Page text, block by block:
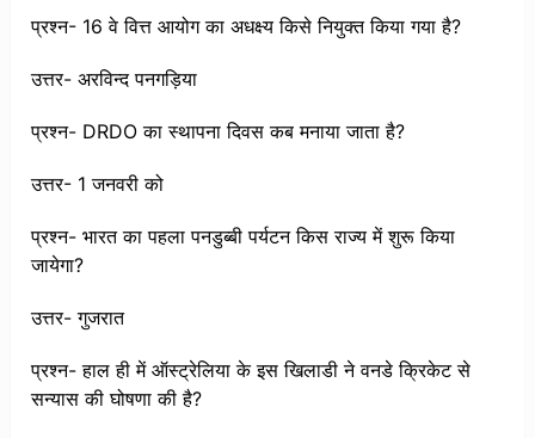
प्रश्न- 16 वे वित्त आयोग का अधक्ष्य किसे नियुक्त किया गया है?
उत्तर- अरविन्द पनगड़िया
प्रश्न- DRDO का स्थापना दिवस कब मनाया जाता है?
उत्तर- 1 जनवरी को
प्रश्न- भारत का पहला पनडुब्बी पर्यटन किस राज्य में शुरू किया
जायेगा?
उत्तर- गुजरात
प्रश्न- हाल ही में ऑस्ट्रेलिया के इस खिलाडी ने वनडे क्रिकेट से
सन्यास की घोषणा की है?